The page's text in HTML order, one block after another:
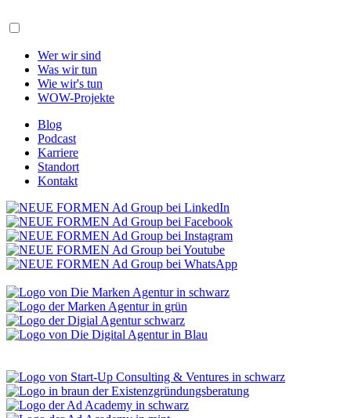
Wer wir sind
Was wir tun
Wie wir's tun
WOW-Projekte
Blog
Podcast
Karriere
Standort
Kontakt